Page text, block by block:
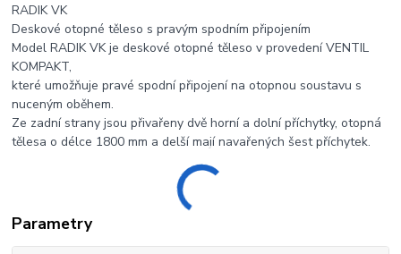
RADIK VK
Deskové otopné těleso s pravým spodním připojením
Model RADIK VK je deskové otopné těleso v provedení VENTIL
KOMPAKT,
které umožňuje pravé spodní připojení na otopnou soustavu s
nuceným oběhem.
Ze zadní strany jsou přivařeny dvě horní a dolní příchytky, otopná
tělesa o délce 1800 mm a delší mají navařených šest příchytek.
Parametry